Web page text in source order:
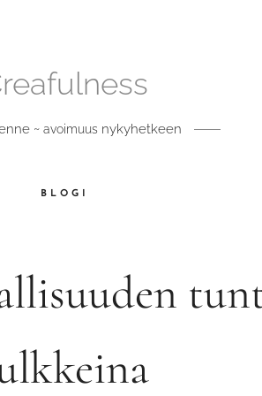
~ avoimuusnykyhetkeen
BLOGI